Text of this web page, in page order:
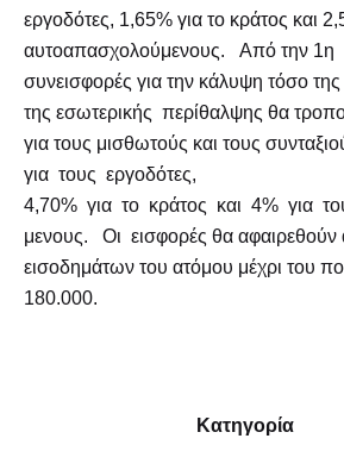
εργοδότες, 1,65% για το κράτος και
αυτοαπασχολούμενους. Από την 1η
συνεισφορές για την κάλυψη τόσο της
της εσωτερικής περίθαλψης θα
για τους μισθωτούς και τους
για τους εργοδότες,
4,70% για το κράτος και 4% για
μενους. Οι εισφορές θα
εισοδημάτων του ατόμου μέχρι του
180.000.
Κατηγορία